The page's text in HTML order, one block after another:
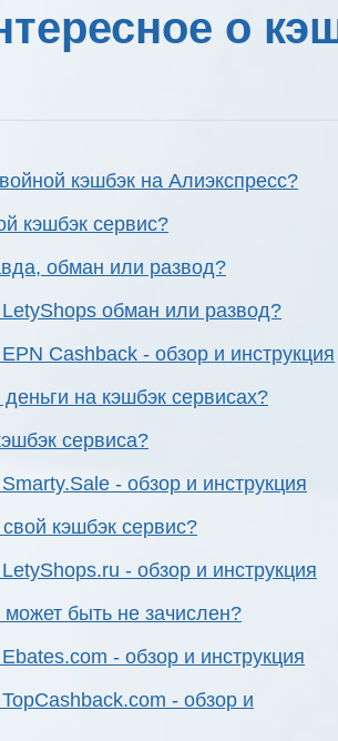
о
кэшбэк на Алиэкспресс?
кэшбэк сервис?
обман или развод?
обман или развод?
Cashback - обзор и инструкция
деньги на кэшбэк сервисах?
сервиса?
- обзор и инструкция
свой кэшбэк сервис?
- обзор и инструкция
быть не зачислен?
- обзор и инструкция
- обзор и